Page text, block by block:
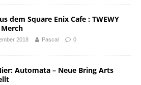
dem Square Enix Cafe : TWEWY
2018 Pascal 0
Automata – Neue Bring Arts